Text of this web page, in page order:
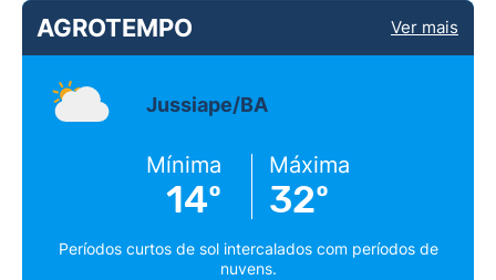
AGROTEMPO Ver mais
Jussiape/BA
Mínima
14º
Máxima
32º
Períodos curtos de sol intercalados com períodos de
nuvens.